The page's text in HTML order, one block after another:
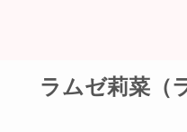
ラムゼ莉菜（